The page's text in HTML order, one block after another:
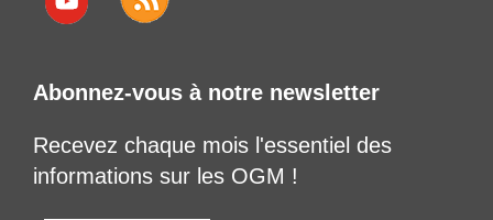
Abonnez-vous à notre newsletter
Recevez chaque mois l'essentiel des
informations sur les OGM !